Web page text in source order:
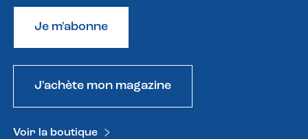
Je m'abonne
J'achète mon magazine
Voir la boutique